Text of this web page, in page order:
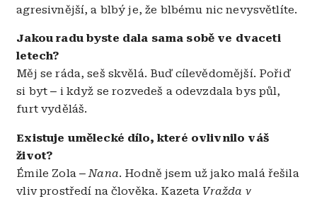
agresivnější, a blbý je, že blbému nic nevysvětlíte.
Jakou radu byste dala sama sobě ve dvaceti
letech?
Měj se ráda, seš skvělá. Buď cílevědomější. Pořiď
si byt– i když se rozvedeš a odevzdala bys půl,
furt vyděláš.
Existuje umělecké dílo, které ovlivnilo váš
život?
Émile Zola – Nana. Hodně jsem už jako malá řešila
vliv prostředí na člověka. Kazeta Vražda v